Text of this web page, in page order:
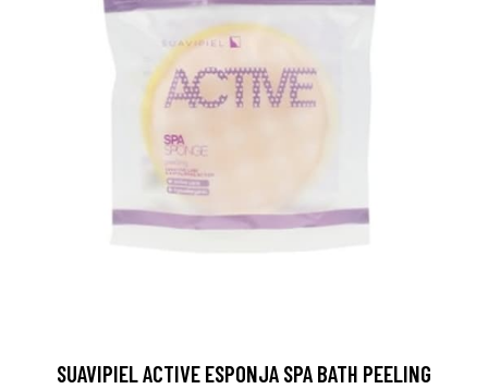
SUAVIPIEL ACTIVE ESPONJA SPA BATH PEELING